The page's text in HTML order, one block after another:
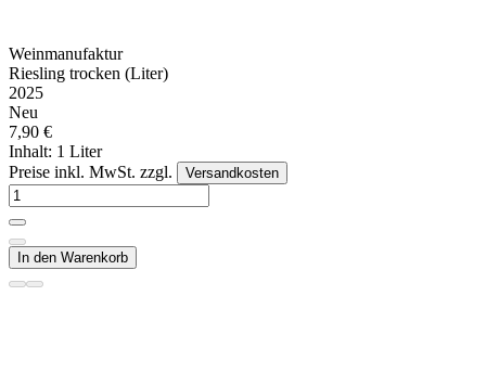
Weinmanufaktur
Riesling trocken (Liter)
2025
Neu
7,90 €
Inhalt: 1 Liter
Preise inkl. MwSt. zzgl.
Versandkosten
In den Warenkorb